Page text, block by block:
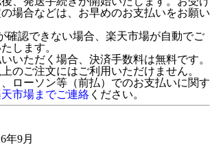
場合などは、お早めのお支払いをお願い
確認できない場合、楽天市場が自動でご
します。
いただく場合、決済手数料は無料です。
のご注文にはご利用いただけません。
ローソン等（前払）でのお支払いに関す
市場までご連絡 ください。
年9月